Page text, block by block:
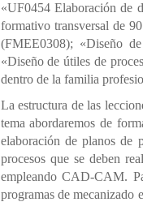
«UF0454 Elaboración de
formativo transversal de
(FMEE0308); «Diseño
«Diseño de útiles de
dentro de la familia
La estructura de las
tema abordaremos de
elaboración de planos de
procesos que se deben
empleando CAD-CAM.
programas de mecanizado